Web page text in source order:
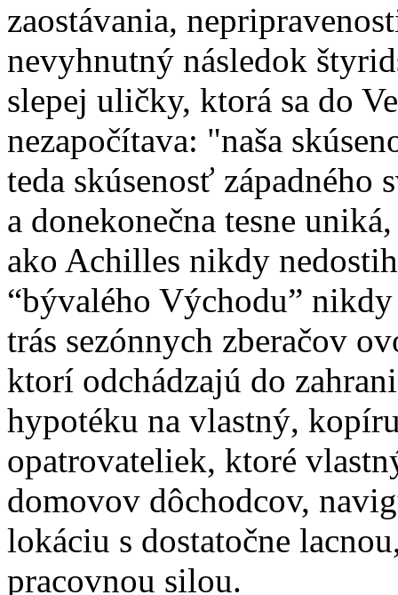
zaostávania,
nevyhnutný následok
slepej uličky, ktorá sa do
nezapočítava: "naša
teda skúsenosť západného
a donekonečna tesne
ako Achilles nikdy
“bývalého Východu”
trás sezónnych zberačov
ktorí odchádzajú do
hypotéku na vlastný,
opatrovateliek, ktoré
domovov dôchodcov,
lokáciu s dostatočne
pracovnou silou.